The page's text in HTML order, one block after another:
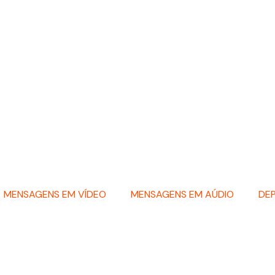
MENSAGENS EM VÍDEO MENSAGENS EM AÚDIO